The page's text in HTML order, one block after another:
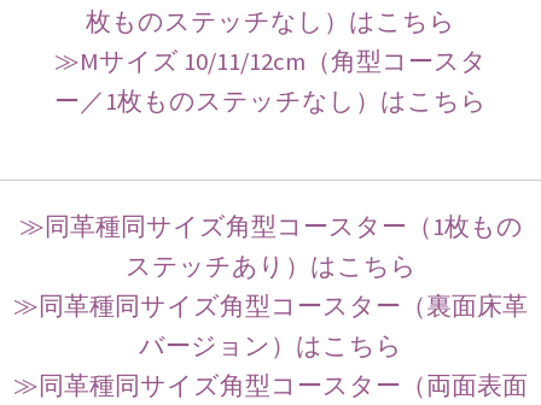
枚ものステッチなし）はこちら
≫Mサイズ 10/11/12cm（角型コースタ
ー／1枚ものステッチなし）はこちら
≫同革種同サイズ角型コースター（1枚もの
ステッチあり）はこちら
≫同革種同サイズ角型コースター（裏面床革
バージョン）はこちら
≫同革種同サイズ角型コースター（両面表面